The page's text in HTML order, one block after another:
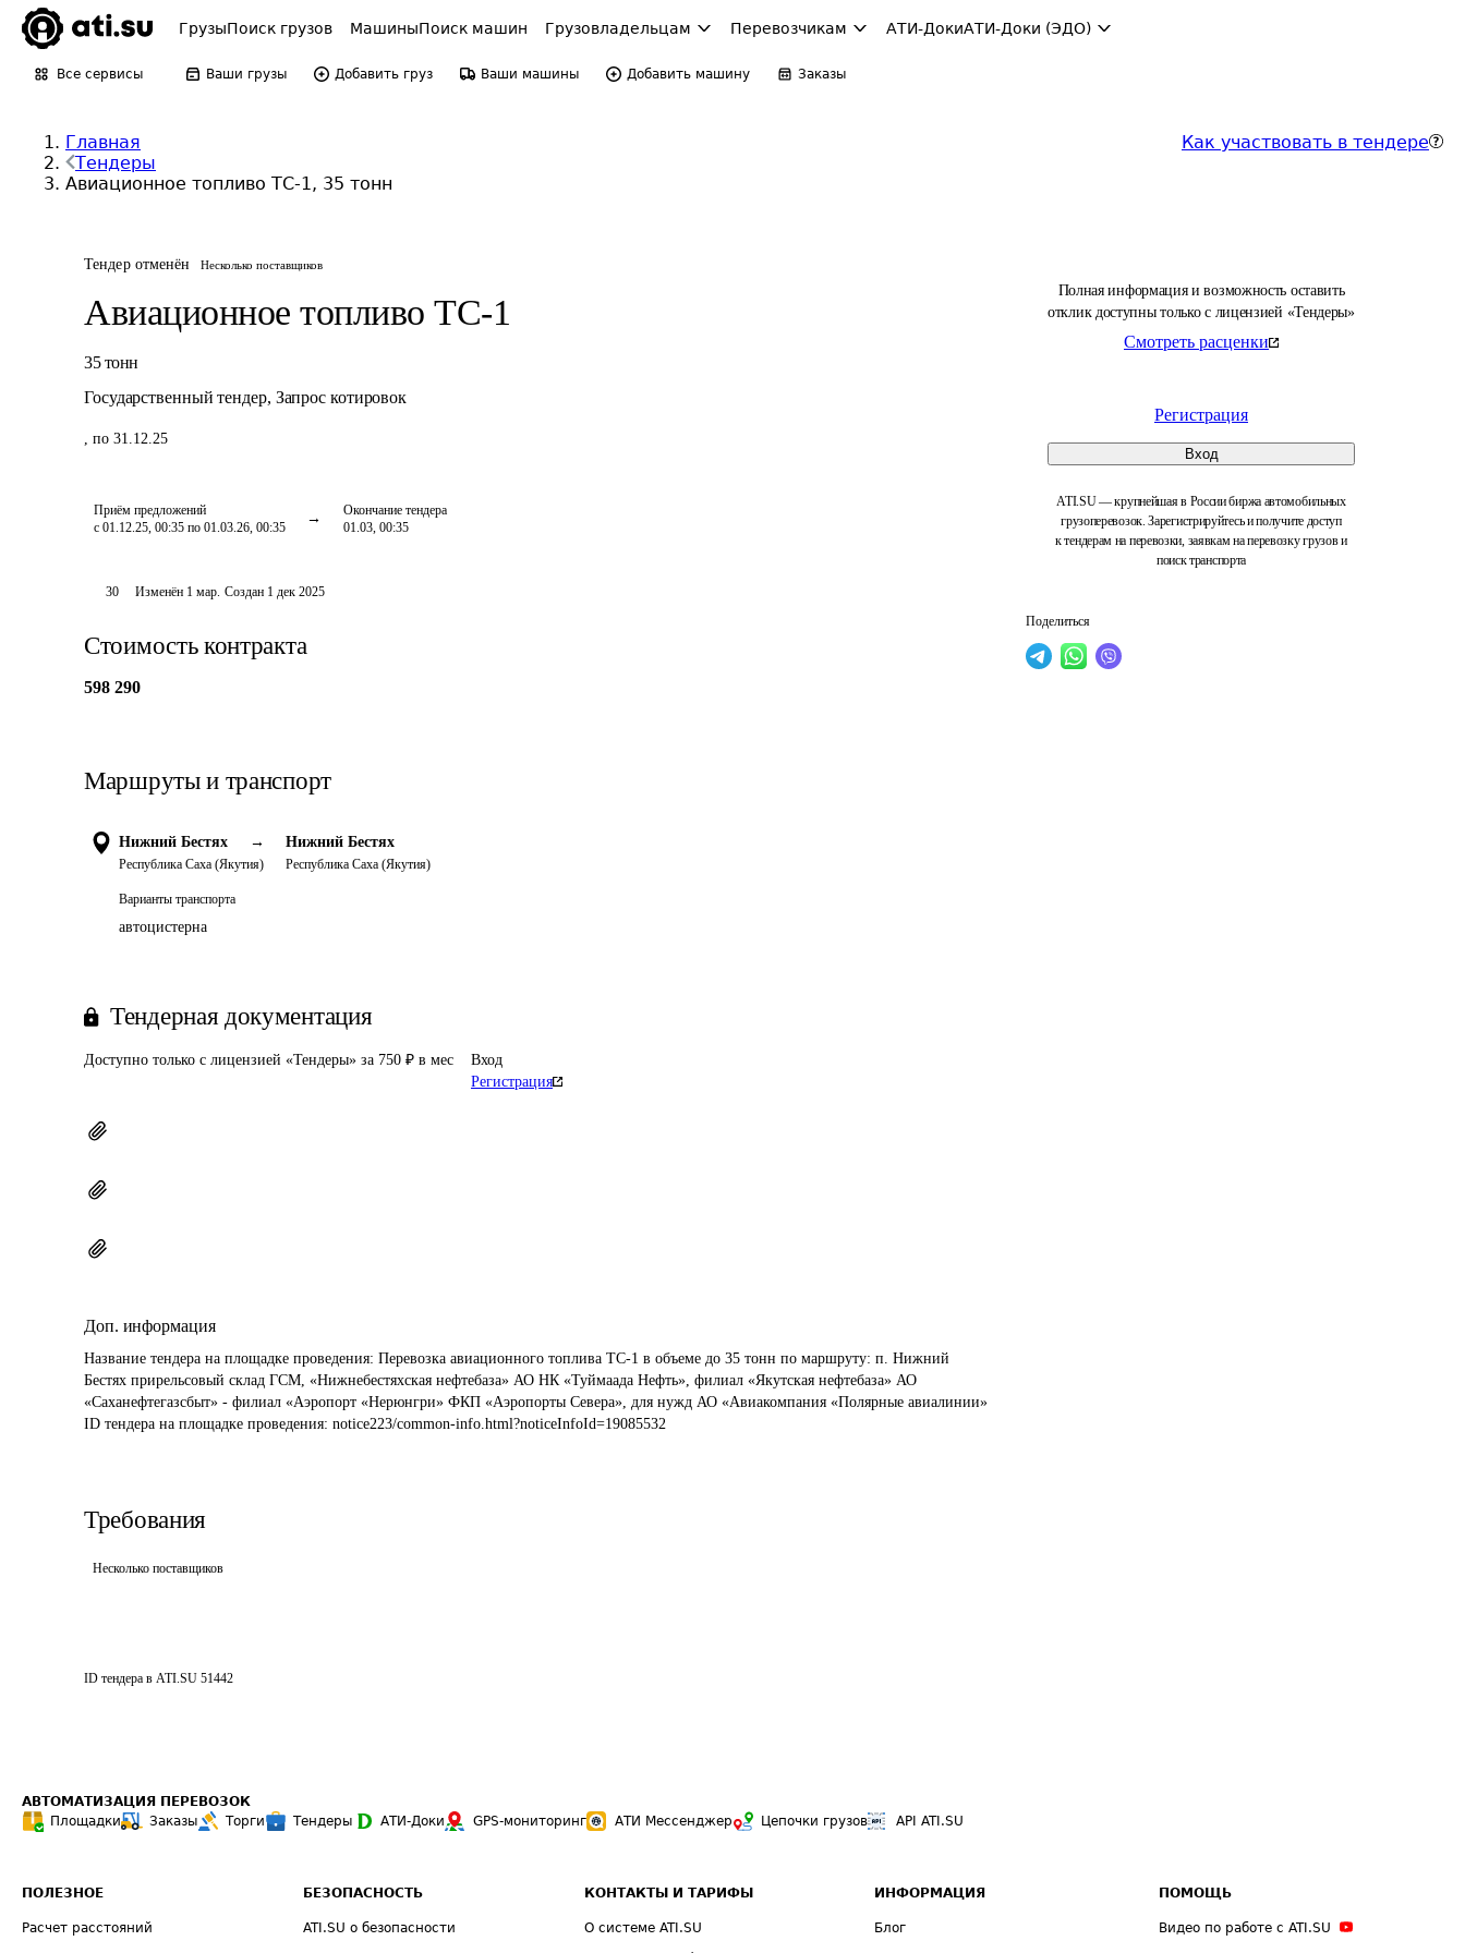
ГрузыПоиск грузов МашиныПоиск машин Грузовладельцам Перевозчикам АТИ-ДокиАТИ-Доки (ЭДО)
Все сервисы Ваши грузы Добавить груз Ваши машины Добавить машину Заказы
Главная
Тендеры
Авиационное топливо ТС-1, 35 тонн
Как участвовать в тендере
Тендер отменён Несколько поставщиков
Авиационное топливо ТС-1
35 тонн
Государственный тендер, Запрос котировок
, по 31.12.25
Приём предложений
с 01.12.25, 00:35 по 01.03.26, 00:35
Окончание тендера
01.03, 00:35
Полная информация и возможность оставить
отклик доступны только с лицензией «Тендеры»
Смотреть расценки
Регистрация
Вход
ATI.SU — крупнейшая в России биржа автомобильных
грузоперевозок. Зарегистрируйтесь и получите доступ
к тендерам на перевозки, заявкам на перевозку грузов и
поиск транспорта
Поделиться
30 Изменён 1 мар. Создан 1 дек 2025
Стоимость контракта
598 290
Маршруты и транспорт
Нижний Бестях →
Республика Саха (Якутия)
Нижний Бестях
Республика Саха (Якутия)
Варианты транспорта
автоцистерна
Тендерная документация
Доступно только с лицензией «Тендеры» за 750 ₽ в мес
Вход
Регистрация
Доп. информация
Название тендера на площадке проведения: Перевозка авиационного топлива ТС-1 в объеме до 35 тонн по маршруту: п. Нижний
Бестях прирельсовый склад ГСМ, «Нижнебестяхская нефтебаза» АО НК «Туймаада Нефть», филиал «Якутская нефтебаза» АО
«Саханефтегазсбыт» - филиал «Аэропорт «Нерюнгри» ФКП «Аэропорты Севера», для нужд АО «Авиакомпания «Полярные авиалинии»
ID тендера на площадке проведения: notice223/common-info.html?noticeInfoId=19085532
Требования
Несколько поставщиков
ID тендера в ATI.SU 51442
АВТОМАТИЗАЦИЯ ПЕРЕВОЗОК
Площадки
Заказы Торги Тендеры АТИ-Доки GPS-мониторинг АТИ Мессенджер Цепочки грузов API ATI.SU
ПОЛЕЗНОЕ
Расчет расстояний
БЕЗОПАСНОСТЬ
ATI.SU о безопасности
КОНТАКТЫ И ТАРИФЫ
О системе ATI.SU
ИНФОРМАЦИЯ
Блог
ПОМОЩЬ
Видео по работе с ATI.SU